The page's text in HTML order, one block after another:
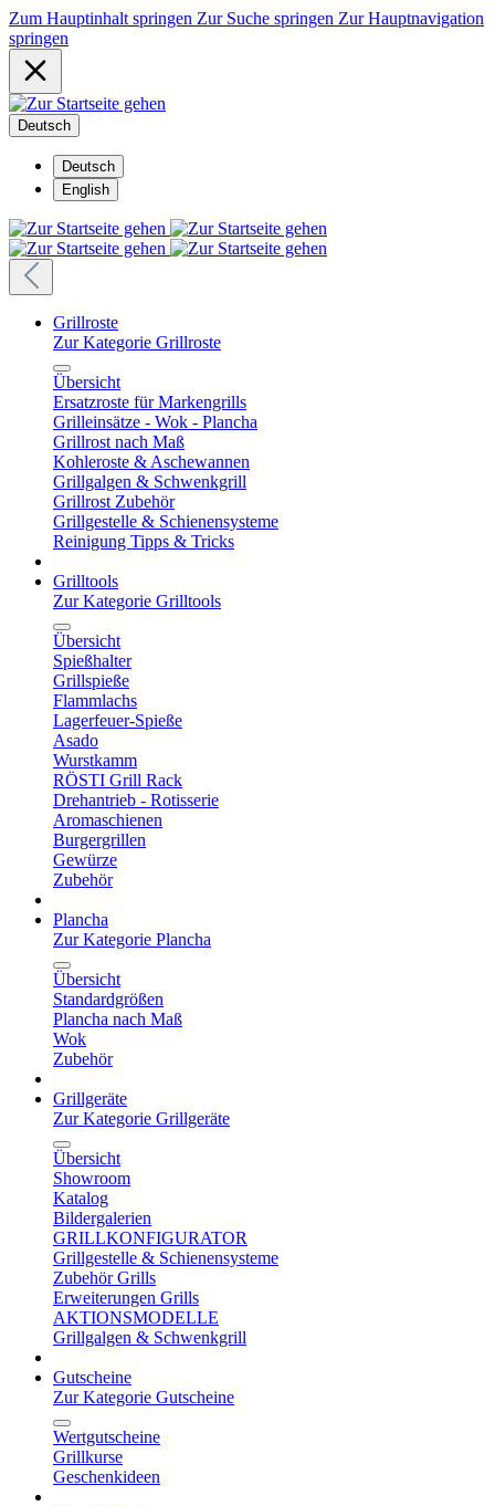
Zum Hauptinhalt springen Zur Suche springen Zur Hauptnavigation
springen
Deutsch
Deutsch
English
Grillroste
Zur Kategorie Grillroste
Übersicht
Ersatzroste für Markengrills
Grilleinsätze - Wok - Plancha
Grillrost nach Maß
Kohleroste & Aschewannen
Grillgalgen & Schwenkgrill
Grillrost Zubehör
Grillgestelle & Schienensysteme
Reinigung Tipps & Tricks
Grilltools
Zur Kategorie Grilltools
Übersicht
Spießhalter
Grillspieße
Flammlachs
Lagerfeuer-Spieße
Asado
Wurstkamm
RÖSTI Grill Rack
Drehantrieb - Rotisserie
Aromaschienen
Burgergrillen
Gewürze
Zubehör
Plancha
Zur Kategorie Plancha
Übersicht
Standardgrößen
Plancha nach Maß
Wok
Zubehör
Grillgeräte
Zur Kategorie Grillgeräte
Übersicht
Showroom
Katalog
Bildergalerien
GRILLKONFIGURATOR
Grillgestelle & Schienensysteme
Zubehör Grills
Erweiterungen Grills
AKTIONSMODELLE
Grillgalgen & Schwenkgrill
Gutscheine
Zur Kategorie Gutscheine
Wertgutscheine
Grillkurse
Geschenkideen